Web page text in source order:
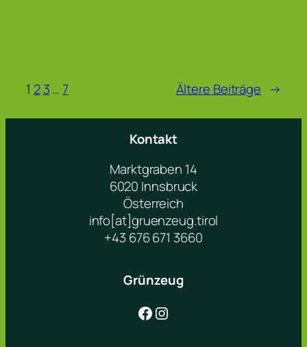
1 2 3… 7 Ältere Beiträge →
Kontakt
Marktgraben 14
6020 Innsbruck
Österreich
info[at]gruenzeug.tirol
+43 676 671 3660
Grünzeug
Facebook Instagram